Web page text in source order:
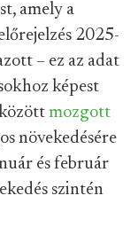
amely a
2025-
– ez az adat
képest
mozgott
növekedésére
és február
szintén